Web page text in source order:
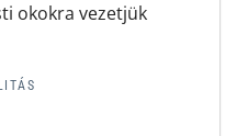
okokra vezetjük